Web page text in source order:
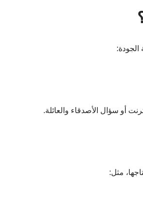
أو سؤال الأصدقاء والعائلة.
مثل: